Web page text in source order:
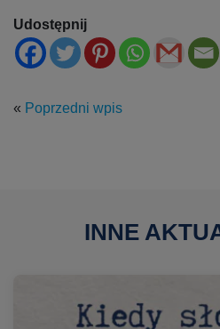
Udostępnij
« Poprzedni wpis
INNE